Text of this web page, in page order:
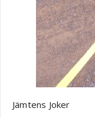
Jämtens Joker